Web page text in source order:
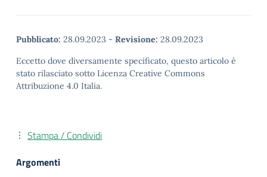
Pubblicato: 28.09.2023 - Revisione: 28.09.2023
Eccetto dove diversamente specificato, questo articolo è
stato rilasciato sotto Licenza Creative Commons
Attribuzione 4.0 Italia.
Stampa / Condividi
Argomenti